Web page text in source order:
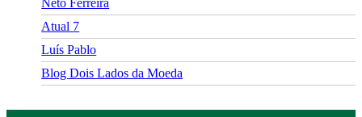
Neto Ferreira
Atual 7
Luís Pablo
Blog Dois Lados da Moeda